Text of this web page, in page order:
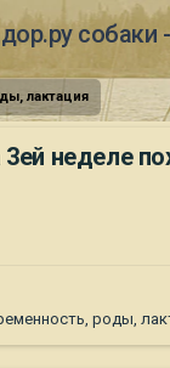
собаки
лактация
3ей неделе
роды,